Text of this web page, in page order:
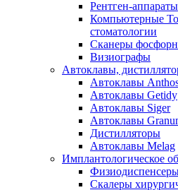
Рентген-аппараты
Компьютерные
стоматологии
Сканеры
Визиографы
Автоклавы,
Автоклавы
Автоклавы Getidy
Автоклавы Siger
Автоклавы
Дистилляторы
Автоклавы Melag
Имплантологическое
Скалеры